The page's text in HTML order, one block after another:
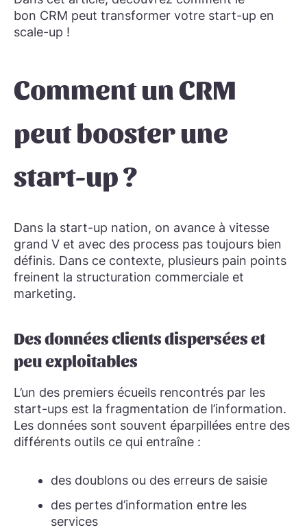
bon CRM peut transformer votre start-up en
scale-up !
Comment un CRM
peut booster une
start-up ?
Dans la start-up nation, on avance à vitesse
grand V et avec des process pas toujours bien
définis. Dans ce contexte, plusieurs pain points
freinent la structuration commerciale et
marketing.
Des données clients dispersées et
peu exploitables
L’un des premiers écueils rencontrés par les
start-ups est la fragmentation de l’information.
Les données sont souvent éparpillées entre des
différents outils ce qui entraîne :
des doublons ou des erreurs de saisie
des pertes d’information entre les
services